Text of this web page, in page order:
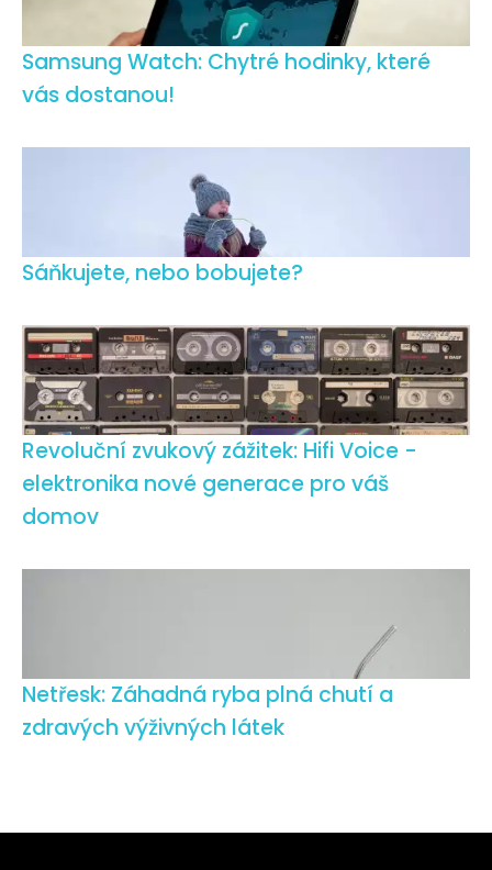
Samsung Watch: Chytré hodinky, které
vás dostanou!
Sáňkujete, nebo bobujete?
Revoluční zvukový zážitek: Hifi Voice -
elektronika nové generace pro váš
domov
Netřesk: Záhadná ryba plná chutí a
zdravých výživných látek